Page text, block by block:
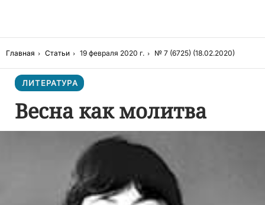
Главная Статьи 19 февраля 2020 г. № 7 (6725) (18.02.2020)
ЛИТЕРАТУРА
Весна как молитва